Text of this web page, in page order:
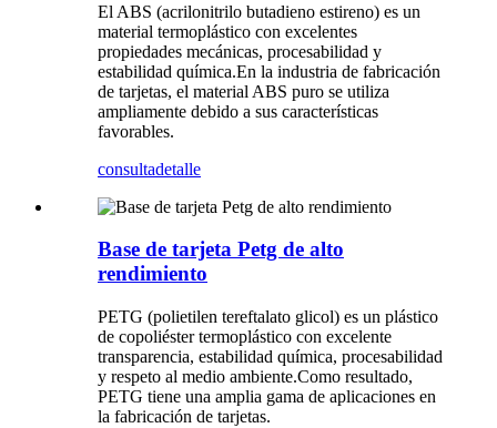
El ABS (acrilonitrilo butadieno estireno) es un
material termoplástico con excelentes
propiedades mecánicas, procesabilidad y
estabilidad química.En la industria de fabricación
de tarjetas, el material ABS puro se utiliza
ampliamente debido a sus características
favorables.
consultadetalle
Base de tarjeta Petg de alto
rendimiento
PETG (polietilen tereftalato glicol) es un plástico
de copoliéster termoplástico con excelente
transparencia, estabilidad química, procesabilidad
y respeto al medio ambiente.Como resultado,
PETG tiene una amplia gama de aplicaciones en
la fabricación de tarjetas.